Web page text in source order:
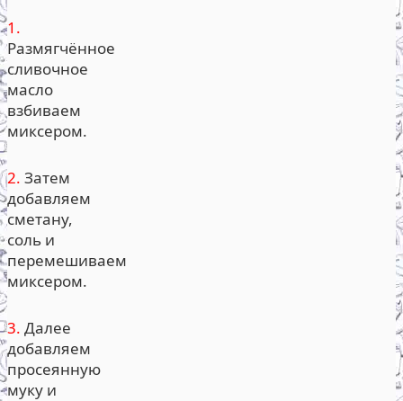
1.
Размягчённое
сливочное
масло
взбиваем
миксером.
2. Затем
добавляем
сметану,
соль и
перемешиваем
миксером.
3. Далее
добавляем
просеянную
муку и